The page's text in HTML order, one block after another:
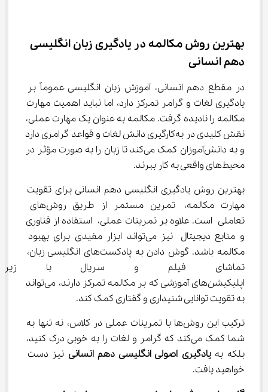
بهترین روش مکالمه در یادگیری زبان انگلیسی
دهم انسانی
در مقطع دهم انسانی، آموزش زبان انگلیسی عموماً بر
یادگیری لغات و گرامر تمرکز دارد، اما نباید اهمیت مهارت
مکالمه را نادیده گرفت. مکالمه به عنوان یک مهارت عملی،
نقش کلیدی در به‌کارگیری دانش لغات و قواعد گرامری دارد
و به دانش‌آموزان کمک می‌کند تا زبان را به صورت مؤثر در
محیط‌های واقعی به کار ببرند.
بهترین روش یادگیری انگلیسی دهم انسانی برای تقویت
مهارت مکالمه، تمرین مستمر از طریق روش‌های
تعاملی است. علاوه بر تمرینات عملی، استفاده از فناوری
و منابع دیجیتال نیز می‌تواند ابزار مفیدی برای بهبود
مکالمه باشد. گوش دادن به پادکست‌های انگلیسی زبان،
تماشای فیلم و سریال با
اپلیکیشن‌های آموزشی که بر مکالمه تمرکز دارند، می‌تواند
به تقویت توانایی شنیداری و گفتاری کمک کند.
ترکیب این روش‌ها با تمرینات عملی در کلاس، نه تنها به
شما کمک می‌کند که گرامر و لغات را به خوبی درک کنید،
بلکه به یادگیری اصولی انگلیسی دهم انسانی نیز دست
خواهید یافت.